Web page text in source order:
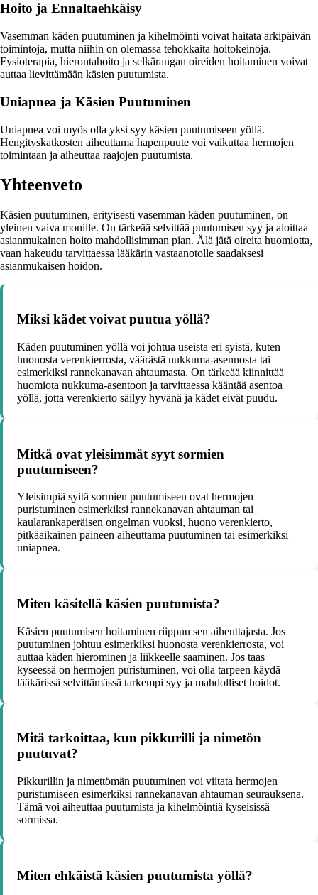
Hoito ja Ennaltaehkäisy
Vasemman käden puutuminen ja kihelmöinti voivat haitata arkipäivän
toimintoja, mutta niihin on olemassa tehokkaita hoitokeinoja.
Fysioterapia, hierontahoito ja selkärangan oireiden hoitaminen voivat
auttaa lievittämään käsien puutumista.
Uniapnea ja Käsien Puutuminen
Uniapnea voi myös olla yksi syy käsien puutumiseen yöllä.
Hengityskatkosten aiheuttama hapenpuute voi vaikuttaa hermojen
toimintaan ja aiheuttaa raajojen puutumista.
Yhteenveto
Käsien puutuminen, erityisesti vasemman käden puutuminen, on
yleinen vaiva monille. On tärkeää selvittää puutumisen syy ja aloittaa
asianmukainen hoito mahdollisimman pian. Älä jätä oireita huomiotta,
vaan hakeudu tarvittaessa lääkärin vastaanotolle saadaksesi
asianmukaisen hoidon.
Miksi kädet voivat puutua yöllä?
Käden puutuminen yöllä voi johtua useista eri syistä, kuten
huonosta verenkierrosta, väärästä nukkuma-asennosta tai
esimerkiksi rannekanavan ahtaumasta. On tärkeää kiinnittää
huomiota nukkuma-asentoon ja tarvittaessa kääntää asentoa
yöllä, jotta verenkierto säilyy hyvänä ja kädet eivät puudu.
Mitkä ovat yleisimmät syyt sormien
puutumiseen?
Yleisimpiä syitä sormien puutumiseen ovat hermojen
puristuminen esimerkiksi rannekanavan ahtauman tai
kaularankaperäisen ongelman vuoksi, huono verenkierto,
pitkäaikainen paineen aiheuttama puutuminen tai esimerkiksi
uniapnea.
Miten käsitellä käsien puutumista?
Käsien puutumisen hoitaminen riippuu sen aiheuttajasta. Jos
puutuminen johtuu esimerkiksi huonosta verenkierrosta, voi
auttaa käden hierominen ja liikkeelle saaminen. Jos taas
kyseessä on hermojen puristuminen, voi olla tarpeen käydä
lääkärissä selvittämässä tarkempi syy ja mahdolliset hoidot.
Mitä tarkoittaa, kun pikkurilli ja nimetön
puutuvat?
Pikkurillin ja nimettömän puutuminen voi viitata hermojen
puristumiseen esimerkiksi rannekanavan ahtauman seurauksena.
Tämä voi aiheuttaa puutumista ja kihelmöintiä kyseisissä
sormissa.
Miten ehkäistä käsien puutumista yöllä?